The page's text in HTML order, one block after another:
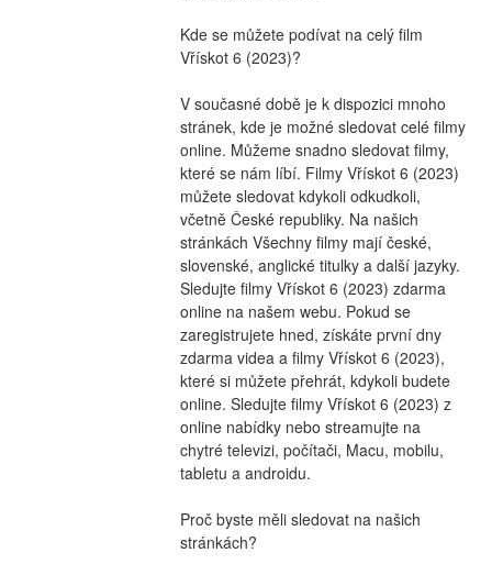
Kde se můžete podívat na celý film
Vřískot 6 (2023)?
V současné době je k dispozici mnoho
stránek, kde je možné sledovat celé filmy
online. Můžeme snadno sledovat filmy,
které se nám líbí. Filmy Vřískot 6 (2023)
můžete sledovat kdykoli odkudkoli,
včetně České republiky. Na našich
stránkách Všechny filmy mají české,
slovenské, anglické titulky a další jazyky.
Sledujte filmy Vřískot 6 (2023) zdarma
online na našem webu. Pokud se
zaregistrujete hned, získáte první dny
zdarma videa a filmy Vřískot 6 (2023),
které si můžete přehrát, kdykoli budete
online. Sledujte filmy Vřískot 6 (2023) z
online nabídky nebo streamujte na
chytré televizi, počítači, Macu, mobilu,
tabletu a androidu.
Proč byste měli sledovat na našich
stránkách?